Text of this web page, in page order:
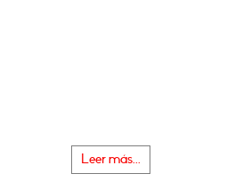
Leer más...